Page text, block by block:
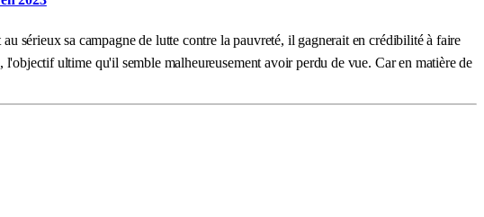
sérieux sa campagne de lutte contre la pauvreté, il gagnerait en crédibilité à faire
ultime qu'il semble malheureusement avoir perdu de vue. Car en matière de